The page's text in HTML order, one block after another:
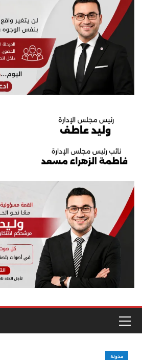
مدونة